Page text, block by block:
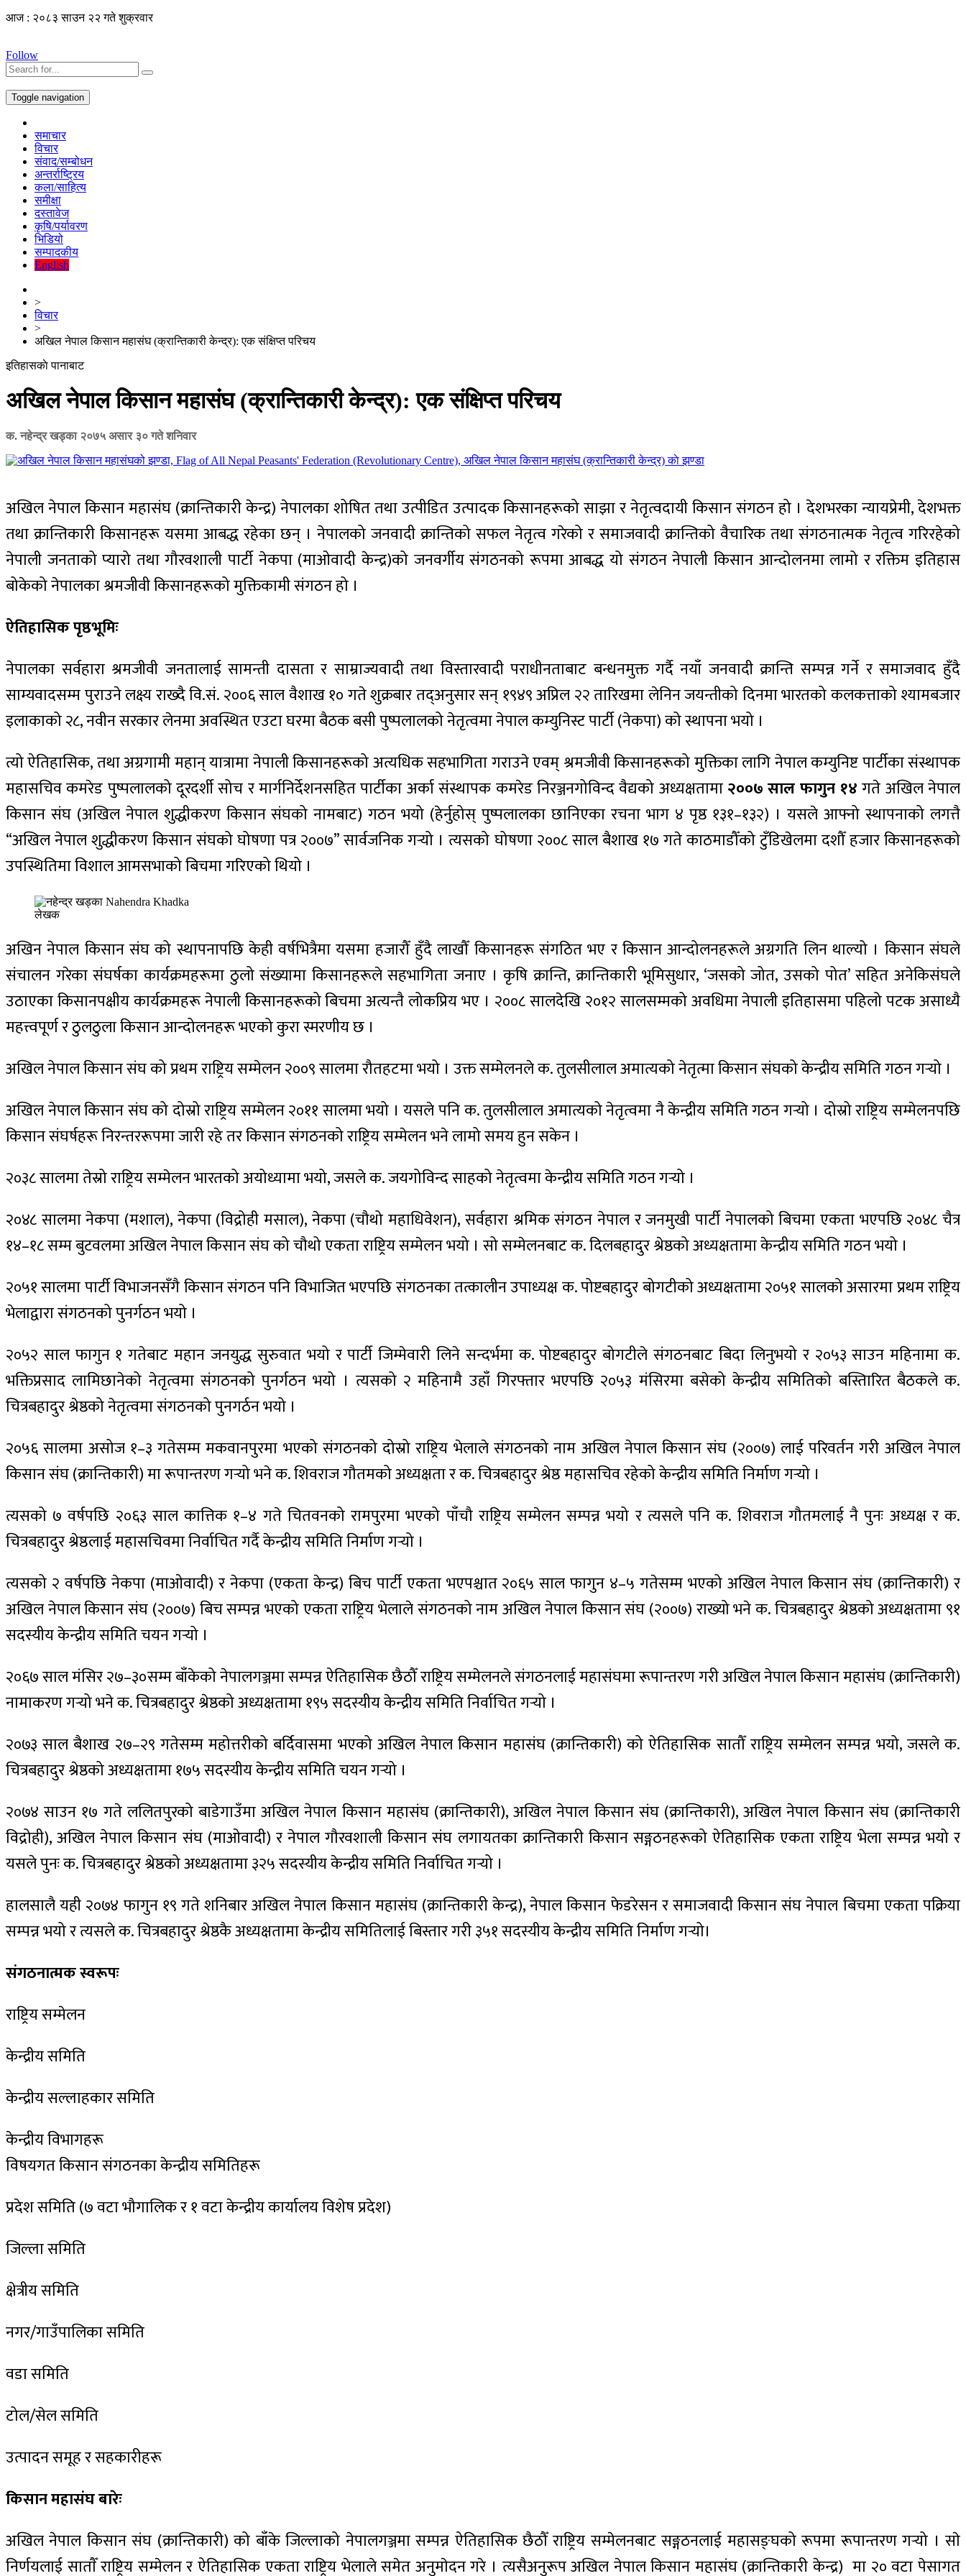
आज : २०८३ साउन २२ गते शुक्रवार
Follow
Toggle navigation
समाचार
विचार
संवाद/सम्बोधन
अन्तर्राष्ट्रिय
कला/साहित्य
समीक्षा
दस्तावेज
कृषि/पर्यावरण
भिडियो
सम्पादकीय
English
>
विचार
>
अखिल नेपाल किसान महासंघ (क्रान्तिकारी केन्द्र): एक संक्षिप्त परिचय
इतिहासकाे पानाबाट
अखिल नेपाल किसान महासंघ (क्रान्तिकारी केन्द्र): एक संक्षिप्त परिचय
क. नहेन्द्र खड्का २०७५ असार ३० गते शनिवार
अखिल नेपाल किसान महासंघ (क्रान्तिकारी केन्द्र) नेपालका शोषित तथा उत्पीडित उत्पादक किसानहरूको साझा र नेतृत्वदायी किसान संगठन हो । देशभरका न्यायप्रेमी, देशभक्त
तथा क्रान्तिकारी किसानहरू यसमा आबद्ध रहेका छन् । नेपालको जनवादी क्रान्तिको सफल नेतृत्व गरेको र समाजवादी क्रान्तिको वैचारिक तथा संगठनात्मक नेतृत्व गरिरहेको
नेपाली जनताको प्यारो तथा गौरवशाली पार्टी नेकपा (माओवादी केन्द्र)को जनवर्गीय संगठनको रूपमा आबद्ध यो संगठन नेपाली किसान आन्दोलनमा लामो र रक्तिम इतिहास
बोकेको नेपालका श्रमजीवी किसानहरूको मुक्तिकामी संगठन हो ।
ऐतिहासिक पृष्ठभूमिः
नेपालका सर्वहारा श्रमजीवी जनतालाई सामन्ती दासता र साम्राज्यवादी तथा विस्तारवादी पराधीनताबाट बन्धनमुक्त गर्दै नयाँ जनवादी क्रान्ति सम्पन्न गर्ने र समाजवाद हुँदै
साम्यवादसम्म पुराउने लक्ष्य राख्दै वि.सं. २००६ साल वैशाख १० गते शुक्रबार तद्अनुसार सन् १९४९ अप्रिल २२ तारिखमा लेनिन जयन्तीको दिनमा भारतको कलकत्ताको श्यामबजार
इलाकाको २८, नवीन सरकार लेनमा अवस्थित एउटा घरमा बैठक बसी पुष्पलालको नेतृत्वमा नेपाल कम्युनिस्ट पार्टी (नेकपा) को स्थापना भयो ।
त्यो ऐतिहासिक, तथा अग्रगामी महान् यात्रामा नेपाली किसानहरूको अत्यधिक सहभागिता गराउने एवम् श्रमजीवी किसानहरूको मुक्तिका लागि नेपाल कम्युनिष्ट पार्टीका संस्थापक
महासचिव कमरेड पुष्पलालको दूरदर्शी सोच र मार्गनिर्देशनसहित पार्टीका अर्का संस्थापक कमरेड निरञ्जनगोविन्द वैद्यको अध्यक्षतामा२००७ साल फागुन १४गते अखिल नेपाल
किसान संघ (अखिल नेपाल शुद्धीकरण किसान संघको नामबाट) गठन भयो (हेर्नुहोस् पुष्पलालका छानिएका रचना भाग ४ पृष्ठ १३१–१३२) । यसले आफ्नो स्थापनाको लगत्तै
“अखिल नेपाल शुद्धीकरण किसान संघको घोषणा पत्र २००७” सार्वजनिक गर्‍यो । त्यसको घोषणा २००८ साल बैशाख १७ गते काठमाडौँको टुँडिखेलमा दशौँ हजार किसानहरूको
उपस्थितिमा विशाल आमसभाको बिचमा गरिएको थियो ।
लेखक
अखिन नेपाल किसान संघ को स्थापनापछि केही वर्षभित्रैमा यसमा हजारौँ हुँदै लाखौँ किसानहरू संगठित भए र किसान आन्दोलनहरूले अग्रगति लिन थाल्यो । किसान संघले
संचालन गरेका संघर्षका कार्यक्रमहरूमा ठुलो संख्यामा किसानहरूले सहभागिता जनाए । कृषि क्रान्ति, क्रान्तिकारी भूमिसुधार, ‘जसको जोत, उसको पोत’ सहित अनेकिसंघले
उठाएका किसानपक्षीय कार्यक्रमहरू नेपाली किसानहरूको बिचमा अत्यन्तै लोकप्रिय भए । २००८ सालदेखि २०१२ सालसम्मको अवधिमा नेपाली इतिहासमा पहिलो पटक असाध्यै
महत्त्वपूर्ण र ठुलठुला किसान आन्दोलनहरू भएको कुरा स्मरणीय छ ।
अखिल नेपाल किसान संघ को प्रथम राष्ट्रिय सम्मेलन २००९ सालमा रौतहटमा भयो । उक्त सम्मेलनले क. तुलसीलाल अमात्यको नेतृत्मा किसान संघको केन्द्रीय समिति गठन गर्‍यो ।
अखिल नेपाल किसान संघ को दोस्रो राष्ट्रिय सम्मेलन २०११ सालमा भयो । यसले पनि क. तुलसीलाल अमात्यको नेतृत्वमा नै केन्द्रीय समिति गठन गर्‍यो । दोस्रो राष्ट्रिय सम्मेलनपछि
किसान संघर्षहरू निरन्तररूपमा जारी रहे तर किसान संगठनको राष्ट्रिय सम्मेलन भने लामो समय हुन सकेन ।
२०३८ सालमा तेस्रो राष्ट्रिय सम्मेलन भारतको अयोध्यामा भयो, जसले क. जयगोविन्द साहको नेतृत्वमा केन्द्रीय समिति गठन गर्‍यो ।
२०४८ सालमा नेकपा (मशाल), नेकपा (विद्रोही मसाल), नेकपा (चौथो महाधिवेशन), सर्वहारा श्रमिक संगठन नेपाल र जनमुखी पार्टी नेपालको बिचमा एकता भएपछि २०४८ चैत्र
१४–१८ सम्म बुटवलमा अखिल नेपाल किसान संघ को चौथो एकता राष्ट्रिय सम्मेलन भयो । सो सम्मेलनबाट क. दिलबहादुर श्रेष्ठको अध्यक्षतामा केन्द्रीय समिति गठन भयो ।
२०५१ सालमा पार्टी विभाजनसँगै किसान संगठन पनि विभाजित भएपछि संगठनका तत्कालीन उपाध्यक्ष क. पोष्टबहादुर बोगटीको अध्यक्षतामा २०५१ सालको असारमा प्रथम राष्ट्रिय
भेलाद्वारा संगठनको पुनर्गठन भयो ।
२०५२ साल फागुन १ गतेबाट महान जनयुद्ध सुरुवात भयो र पार्टी जिम्मेवारी लिने सन्दर्भमा क. पोष्टबहादुर बोगटीले संगठनबाट बिदा लिनुभयो र २०५३ साउन महिनामा क.
भक्तिप्रसाद लामिछानेको नेतृत्वमा संगठनको पुनर्गठन भयो । त्यसको २ महिनामै उहाँ गिरफ्तार भएपछि २०५३ मंसिरमा बसेको केन्द्रीय समितिको बस्तिारित बैठकले क.
चित्रबहादुर श्रेष्ठको नेतृत्वमा संगठनको पुनगर्ठन भयो ।
२०५६ सालमा असोज १–३ गतेसम्म मकवानपुरमा भएको संगठनको दोस्रो राष्ट्रिय भेलाले संगठनको नाम अखिल नेपाल किसान संघ (२००७) लाई परिवर्तन गरी अखिल नेपाल
किसान संघ (क्रान्तिकारी) मा रूपान्तरण गर्‍यो भने क. शिवराज गौतमको अध्यक्षता र क. चित्रबहादुर श्रेष्ठ महासचिव रहेको केन्द्रीय समिति निर्माण गर्‍यो ।
त्यसको ७ वर्षपछि २०६३ साल कात्तिक १–४ गते चितवनको रामपुरमा भएको पाँचौ राष्ट्रिय सम्मेलन सम्पन्न भयो र त्यसले पनि क. शिवराज गौतमलाई नै पुनः अध्यक्ष र क.
चित्रबहादुर श्रेष्ठलाई महासचिवमा निर्वाचित गर्दै केन्द्रीय समिति निर्माण गर्‍यो ।
त्यसको २ वर्षपछि नेकपा (माओवादी) र नेकपा (एकता केन्द्र) बिच पार्टी एकता भएपश्चात २०६५ साल फागुन ४–५ गतेसम्म भएको अखिल नेपाल किसान संघ (क्रान्तिकारी) र
अखिल नेपाल किसान संघ (२००७) बिच सम्पन्न भएको एकता राष्ट्रिय भेलाले संगठनको नाम अखिल नेपाल किसान संघ (२००७) राख्यो भने क. चित्रबहादुर श्रेष्ठको अध्यक्षतामा ९१
सदस्यीय केन्द्रीय समिति चयन गर्‍यो ।
२०६७ साल मंसिर २७–३०सम्म बाँकेको नेपालगञ्जमा सम्पन्न ऐतिहासिक छैठौँ राष्ट्रिय सम्मेलनले संगठनलाई महासंघमा रूपान्तरण गरी अखिल नेपाल किसान महासंघ (क्रान्तिकारी)
नामाकरण गर्‍यो भने क. चित्रबहादुर श्रेष्ठको अध्यक्षतामा १९५ सदस्यीय केन्द्रीय समिति निर्वाचित गर्‍यो ।
२०७३ साल बैशाख २७–२९ गतेसम्म महोत्तरीको बर्दिवासमा भएको अखिल नेपाल किसान महासंघ (क्रान्तिकारी) को ऐतिहासिक सातौँ राष्ट्रिय सम्मेलन सम्पन्न भयो, जसले क.
चित्रबहादुर श्रेष्ठको अध्यक्षतामा १७५ सदस्यीय केन्द्रीय समिति चयन गर्‍यो ।
२०७४ साउन १७ गते ललितपुरको बाडेगाउँमा अखिल नेपाल किसान महासंघ (क्रान्तिकारी), अखिल नेपाल किसान संघ (क्रान्तिकारी), अखिल नेपाल किसान संघ (क्रान्तिकारी
विद्रोही), अखिल नेपाल किसान संघ (माओवादी) र नेपाल गौरवशाली किसान संघ लगायतका क्रान्तिकारी किसान सङ्गठनहरूको ऐतिहासिक एकता राष्ट्रिय भेला सम्पन्न भयो र
यसले पुनः क. चित्रबहादुर श्रेष्ठको अध्यक्षतामा ३२५ सदस्यीय केन्द्रीय समिति निर्वाचित गर्‍यो ।
हालसालै यही २०७४ फागुन १९ गते शनिबार अखिल नेपाल किसान महासंघ (क्रान्तिकारी केन्द्र), नेपाल किसान फेडरेसन र समाजवादी किसान संघ नेपाल बिचमा एकता पक्रिया
सम्पन्न भयो र त्यसले क. चित्रबहादुर श्रेष्ठकै अध्यक्षतामा केन्द्रीय समितिलाई बिस्तार गरी ३५१ सदस्यीय केन्द्रीय समिति निर्माण गर्‍यो।
संगठनात्मक स्वरूपः
राष्ट्रिय सम्मेलन
केन्द्रीय समिति
केन्द्रीय सल्लाहकार समिति
केन्द्रीय विभागहरू
विषयगत किसान संगठनका केन्द्रीय समितिहरू
प्रदेश समिति (७ वटा भौगालिक र १ वटा केन्द्रीय कार्यालय विशेष प्रदेश)
जिल्ला समिति
क्षेत्रीय समिति
नगर/गाउँपालिका समिति
वडा समिति
टोल/सेल समिति
उत्पादन समूह र सहकारीहरू
किसान महासंघ बारेः
अखिल नेपाल किसान संघ (क्रान्तिकारी) को बाँके जिल्लाको नेपालगञ्जमा सम्पन्न ऐतिहासिक छैठौँ राष्ट्रिय सम्मेलनबाट सङ्गठनलाई महासङ्घको रूपमा रूपान्तरण गर्‍यो । साे
निर्णयलाई साताैँ राष्ट्रिय सम्मेलन र ऐतिहासिक एकता राष्ट्रिय भेलाले समेत अनुमाेदन गरे । त्यसैअनुरूप अखिल नेपाल किसान महासंघ (क्रान्तिकारी केन्द्र) मा २० वटा पेसागत